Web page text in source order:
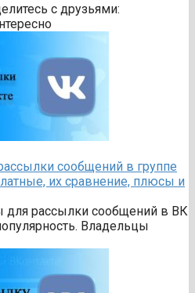
с друзьями:
сообщений в группе
их сравнение, плюсы и
рассылки сообщений в ВК
Владельцы